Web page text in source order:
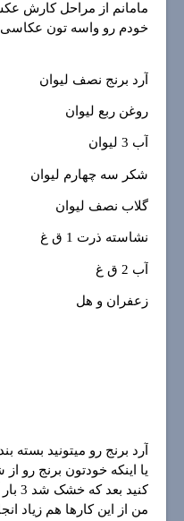
مامانم از مراحل کارش
خودم رو واسه تون
آرد برنج نصف لیوان
روغن ربع لیوان
آب 3 لیوان
شکر سه چهارم لیوان
گلاب نصف لیوان
نشاسته ذرت 1 ق غ
آب 2 ق غ
زعفران و هل
آرد برنج رو میتونید بسته
یا اینکه خودتون برنج رو
من از این کارها هم زیاد